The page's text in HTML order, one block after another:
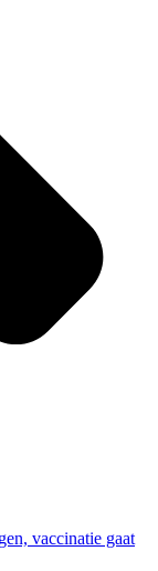
vaccinatie gaat